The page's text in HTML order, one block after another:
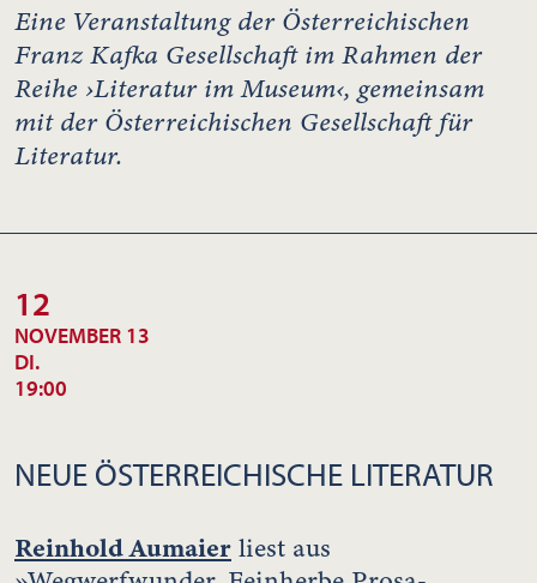
Eine Veranstaltung der Österreichischen
Franz Kafka Gesellschaft im Rahmen der
Reihe ›Literatur im Museum‹, gemeinsam
mit der Österreichischen Gesellschaft für
Literatur.
12
NOVEMBER 13
DI.
19:00
NEUE ÖSTERREICHISCHE LITERATUR
Reinhold Aumaier liest aus